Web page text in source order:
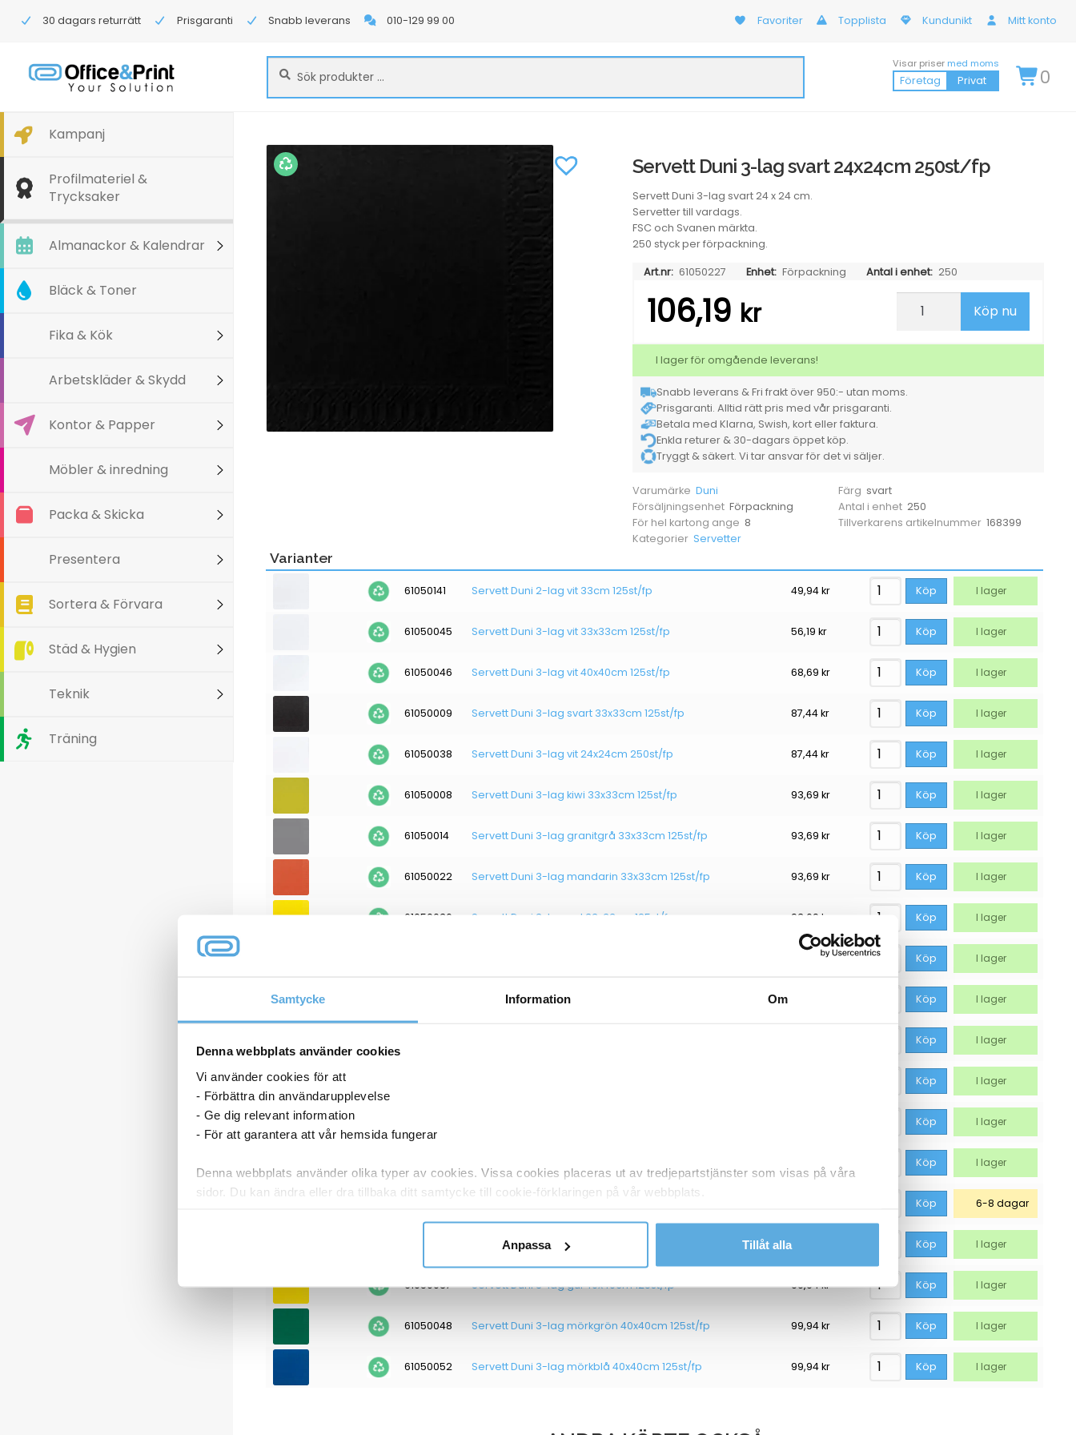
Samtycke Information Om
Denna webbplats använder cookies
Vi använder cookies för att
- Förbättra din användarupplevelse
- Ge dig relevant information
- För att garantera att vår hemsida fungerar
Denna webbplats använder olika typer av cookies. Vissa cookies placeras ut av tredjepartstjänster som visas på våra
sidor. Du kan ändra eller dra tillbaka ditt samtycke till cookie-förklaringen på vår webbplats.
Anpassa
Tillåt alla
30 dagars returrätt Prisgaranti Snabb leverans 010-129 99 00 Favoriter Topplista Kundunikt Mitt konto
Sök
efter:
Sök Visar priser med moms
Företag Privat 0
Kampanj
Profilmateriel &
Trycksaker
Almanackor & Kalendrar
Bläck & Toner
Fika & Kök
Arbetskläder & Skydd
Kontor & Papper
Möbler & inredning
Packa & Skicka
Presentera
Sortera & Förvara
Städ & Hygien
Teknik
Träning
Servett Duni 3-lag svart 24x24cm 250st/fp
Servett Duni 3-lag svart 24 x 24 cm.
Servetter till vardags.
FSC och Svanen märkta.
250 styck per förpackning.
Art.nr: 61050227 Enhet: Förpackning Antal i enhet: 250
106,19 kr
Servett
Duni
lag
24x24cm
250st/fp
Köp nu
I lager för omgående leverans!
Snabb leverans & Fri frakt över 950:- utan moms.
Prisgaranti. Alltid rätt pris med vår prisgaranti.
Betala med Klarna, Swish, kort eller faktura.
Enkla returer & 30-dagars öppet köp.
Tryggt & säkert. Vi tar ansvar för det vi säljer.
Varumärke Duni Färg svart
Försäljningsenhet Förpackning Antal i enhet 250
För hel kartong ange 8 Tillverkarens artikelnummer 168399
Kategorier Servetter
Varianter
61050141 Servett Duni 2-lag vit 33cm 125st/fp 49,94kr Köp I lager
61050045 Servett Duni 3-lag vit 33x33cm 125st/fp 56,19 kr Köp I lager
61050046 Servett Duni 3-lag vit 40x40cm 125st/fp 68,69 kr Köp I lager
61050009 Servett Duni 3-lag svart 33x33cm 125st/fp 87,44kr Köp I lager
61050038 Servett Duni 3-lag vit 24x24cm 250st/fp 87,44kr Köp I lager
61050008 Servett Duni 3-lag kiwi 33x33cm 125st/fp 93,69 kr Köp I lager
61050014 Servett Duni 3-lag granitgrå 33x33cm 125st/fp 93,69 kr Köp I lager
61050022 Servett Duni 3-lag mandarin 33x33cm 125st/fp 93,69 kr Köp I lager
61050036 Servett Duni 3-lag gul 33x33cm 125st/fp 93,69 kr Köp I lager
93,69kr Köp I lager
Servett Duni 3-lag röd 33x33cm 125st/fp Köp I lager
Köp I lager
Köp I lager
Köp I lager
Köp I lager
Köp 6-8 dagar
Servett Duni 3-lag granitgrå 40x40cm 125st/fp 99,94 Köp I lager
61050037 Servett Duni 3-lag gul 40x40cm 125st/fp 99,94kr Köp I lager
61050048 Servett Duni 3-lag mörkgrön 40x40cm 125st/fp 99,94kr Köp I lager
61050052 Servett Duni 3-lag mörkblå 40x40cm 125st/fp 99,94kr Köp I lager